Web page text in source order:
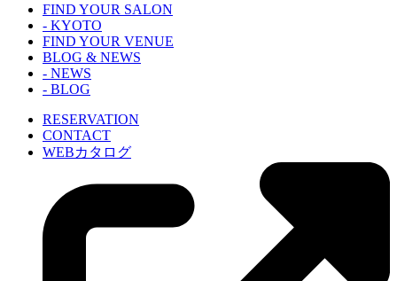
FIND YOUR SALON
- KYOTO
FIND YOUR VENUE
BLOG & NEWS
- NEWS
- BLOG
RESERVATION
CONTACT
WEBカタログ